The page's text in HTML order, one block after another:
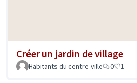
Créer un jardin de village
Habitants du centre-ville
0 1